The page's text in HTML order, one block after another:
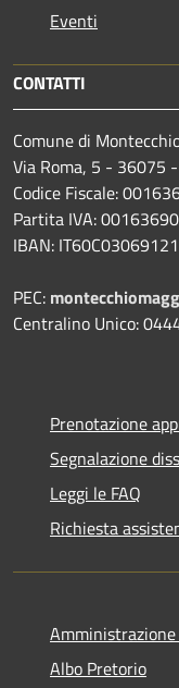
Eventi
CONTATTI
Comune di
Via Roma, 5 - 36075
Codice Fiscale:
Partita IVA:
IBAN:
PEC:
Centralino Unico:
Prenotazione
Segnalazione
Leggi le FAQ
Richiesta
Albo Pretorio